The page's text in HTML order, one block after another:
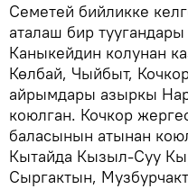
Семетей бийликке
аталаш бир
Каныкейдин колунан
Көлбай, Чыйбыт,
айрымдары азыркы
коюлган. Кочкор
баласынын атынан
Кытайда Кызыл-Суу
Сыргактын,